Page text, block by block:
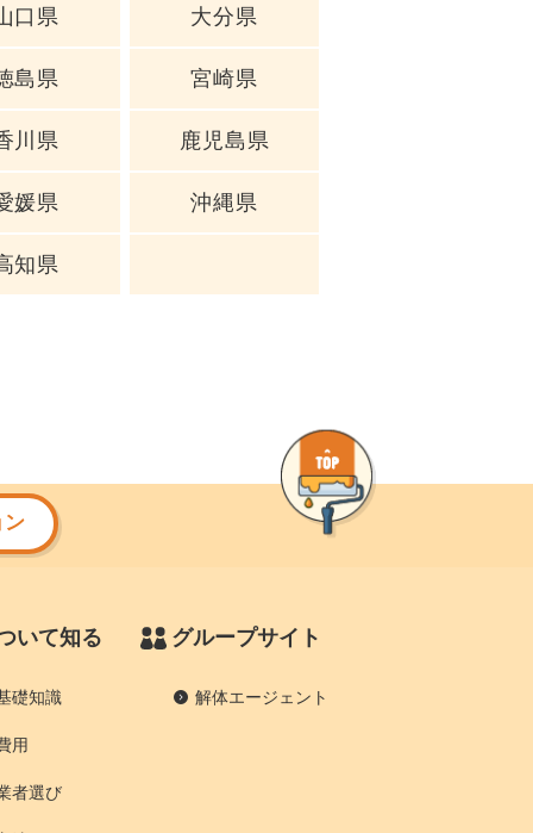
口県
島県
川県
媛県
知県
大分県
宮崎県
鹿児島県
沖縄県
ン
いて知る
礎知識
用
者選び
グループサイト
解体エージェント